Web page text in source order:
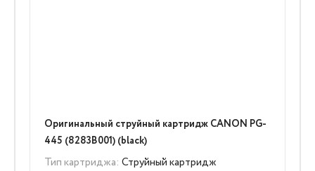
Оригинальный струйный картридж CANON PG-
445 (8283B001) (black)
Тип картриджа: Струйный картридж